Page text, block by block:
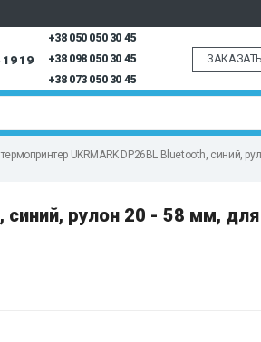
19 19
+38 050 050 30 45
+38 098 050 30 45
+38 073 050 30 45
UKRMARK DP26BL Bluetooth, синий,
синий, рулон 20 - 58 мм,